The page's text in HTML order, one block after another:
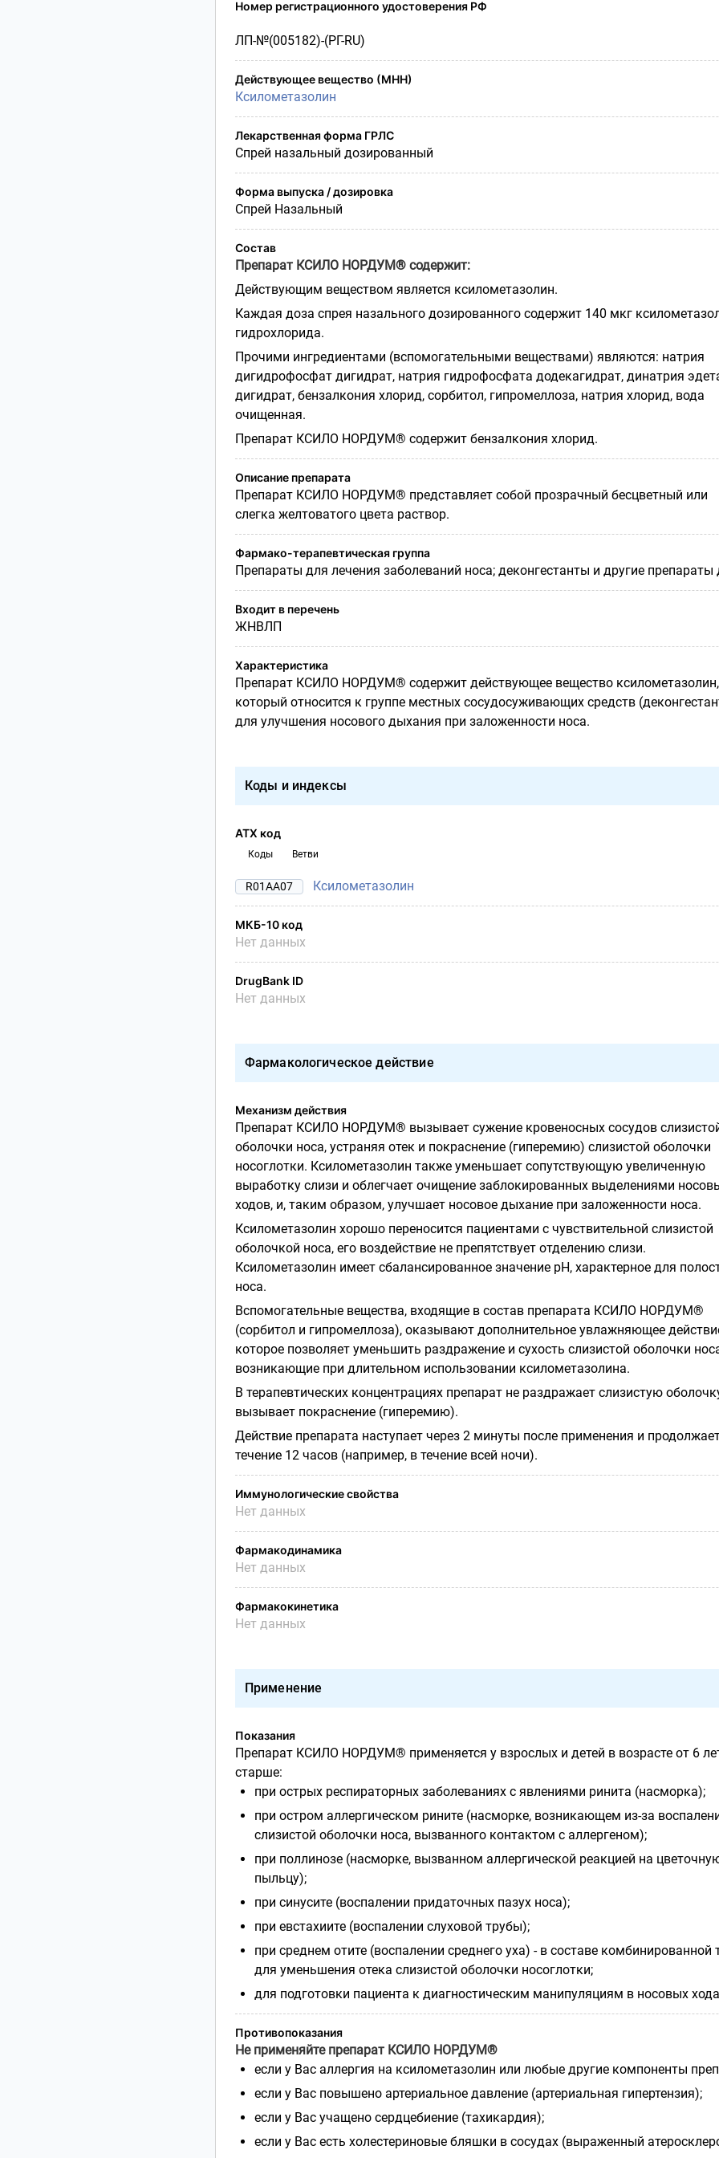
Номер регистрационного удостоверения РФ
ЛП-№(005182)-(РГ-RU)
Действующее вещество (МНН)
Ксилометазолин
Лекарственная форма ГРЛС
Спрей назальный дозированный
Форма выпуска / дозировка
Спрей Назальный
Состав
Препарат КСИЛО НОРДУМ® содержит:
Действующим веществом является ксилометазолин.
Каждая доза спрея назального дозированного содержит 140 мкг
гидрохлорида.
Прочими ингредиентами (вспомогательными веществами) являются: натрия
дигидрофосфат дигидрат, натрия гидрофосфата додекагидрат, динатрия
дигидрат, бензалкония хлорид, сорбитол, гипромеллоза, натрия хлорид, вода
очищенная.
Препарат КСИЛО НОРДУМ® содержит бензалкония хлорид.
Описание препарата
Препарат КСИЛО НОРДУМ® представляет собой прозрачный бесцветный или
слегка желтоватого цвета раствор.
Фармако-терапевтическая группа
Препараты для лечения заболеваний носа; деконгестанты и другие
Входит в перечень
ЖНВЛП
Характеристика
Препарат КСИЛО НОРДУМ® содержит действующее вещество ксилометазолин,
который относится к группе местных сосудосуживающих средств
для улучшения носового дыхания при заложенности носа.
Коды и индексы
АТХ код
Коды Ветви
R01AA07 Ксилометазолин
МКБ-10 код
Нет данных
DrugBank ID
Нет данных
Фармакологическое действие
Механизм действия
Препарат КСИЛО НОРДУМ® вызывает сужение кровеносных сосудов
оболочки носа, устраняя отек и покраснение (гиперемию) слизистой оболочки
носоглотки. Ксилометазолин также уменьшает сопутствующую увеличенную
выработку слизи и облегчает очищение заблокированных выделениями
ходов, и, таким образом, улучшает носовое дыхание при заложенности носа.
Ксилометазолин хорошо переносится пациентами с чувствительной слизистой
оболочкой носа, его воздействие не препятствует отделению слизи.
Ксилометазолин имеет сбалансированное значение рН, характерное для
носа.
Вспомогательные вещества, входящие в состав препарата КСИЛО НОРДУМ®
(сорбитол и гипромеллоза), оказывают дополнительное увлажняющее
которое позволяет уменьшить раздражение и сухость слизистой оболочки
возникающие при длительном использовании ксилометазолина.
В терапевтических концентрациях препарат не раздражает слизистую
вызывает покраснение (гиперемию).
Действие препарата наступает через 2 минуты после применения и
течение 12 часов (например, в течение всей ночи).
Иммунологические свойства
Нет данных
Фармакодинамика
Нет данных
Фармакокинетика
Нет данных
Применение
Показания
Препарат КСИЛО НОРДУМ® применяется у взрослых и детей в возрасте от 6
старше:
при острых респираторных заболеваниях с явлениями ринита (насморка);
при остром аллергическом рините (насморке, возникающем из-за
слизистой оболочки носа, вызванного контактом с аллергеном);
при поллинозе (насморке, вызванном аллергической реакцией на
пыльцу);
при синусите (воспалении придаточных пазух носа);
при евстахиите (воспалении слуховой трубы);
при среднем отите (воспалении среднего уха) - в составе комбинированной
для уменьшения отека слизистой оболочки носоглотки;
для подготовки пациента к диагностическим манипуляциям в носовых
Противопоказания
Не применяйте препарат КСИЛО НОРДУМ®
если у Вас аллергия на ксилометазолин или любые другие компоненты
если у Вас повышено артериальное давление (артериальная гипертензия);
если у Вас учащено сердцебиение (тахикардия);
если у Вас есть холестериновые бляшки в сосудах (выраженный